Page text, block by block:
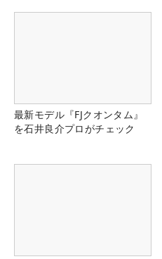
最新モデル『FJクオンタム』
を石井良介プロがチェック